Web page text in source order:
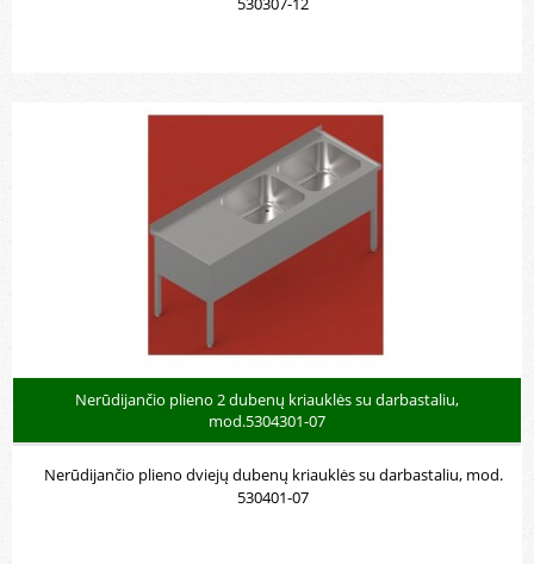
Nerūdijančio plieno vieno dubens
kriauklės mod.5301
Nerūdijančio plieno 2 dubenų kriauklės su darbastaliu,
mod.5304301-07
Nerūdijančio plieno dviejų dubenų kriauklės su darbastaliu, mod.
530401-07